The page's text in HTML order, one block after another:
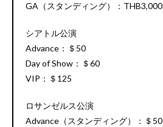
GA（スタンディング）：THB3,000
シアトル公演
Advance：＄50
Day of Show：＄60
VIP：＄125
ロサンゼルス公演
Advance（スタンディング）：＄50